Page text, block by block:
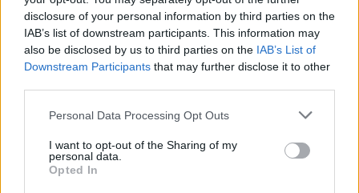
disclosure of your personal information by third parties on the
IAB’s list of downstream participants. This information may
also be disclosed by us to third parties on the IAB’s List of
Downstream Participants that may further disclose it to other
Personal Data Processing Opt Outs
I want to opt-out of the Sharing of my
personal data.
Opted In